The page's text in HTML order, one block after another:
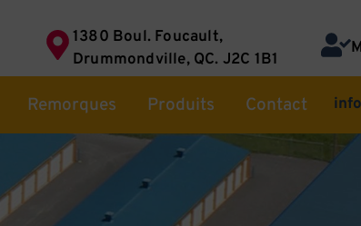
1380 Boul. Foucault,
Drummondville, QC. J2C 1B1
Remorques Produits Contact